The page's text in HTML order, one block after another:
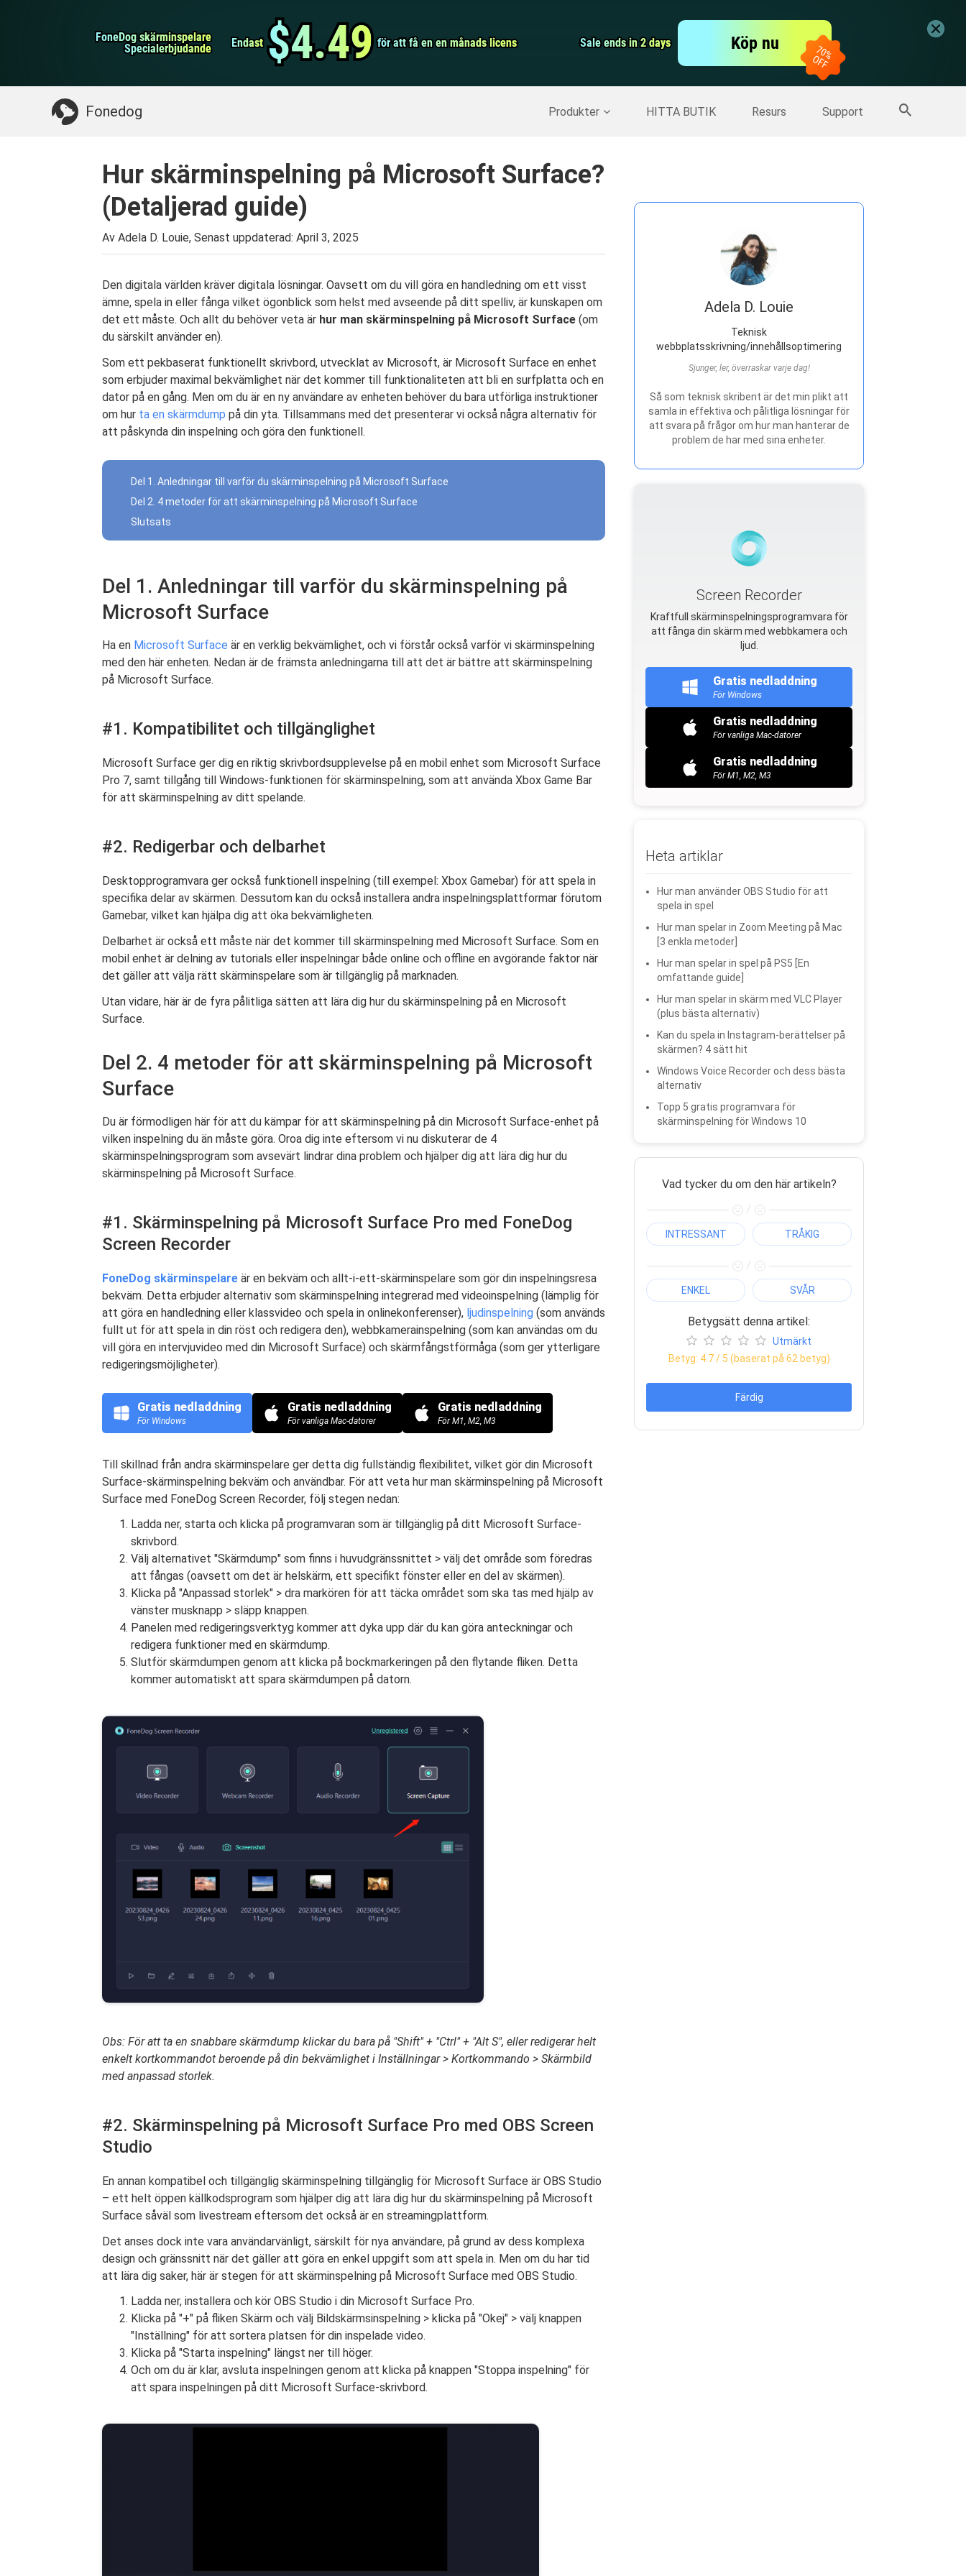
FoneDog skärminspelare
FoneDog skärminspelare
Specialerbjudande
Specialerbjudande Endast
Endast $4.49
$4.49 för att få en en månads licens
för att få en en månads licens Sale ends in 2 days
Sale ends in 2 days Köp nu
Fonedog Produkter HITTA BUTIK Resurs Support
iPhone Cleaner Screen Recorder
Något du kan behöva: IPhone Backup>> Fler produkter
Hur skärminspelning på Microsoft Surface?
(Detaljerad guide)
Av Adela D. Louie, Senast uppdaterad: April 3, 2025
Den digitala världen kräver digitala lösningar. Oavsett om du vill göra en handledning om ett visst
ämne, spela in eller fånga vilket ögonblick som helst med avseende på ditt spelliv, är kunskapen om
det ett måste. Och allt du behöver veta är hur man skärminspelning på Microsoft Surface (om
du särskilt använder en).
Som ett pekbaserat funktionellt skrivbord, utvecklat av Microsoft, är Microsoft Surface en enhet
som erbjuder maximal bekvämlighet när det kommer till funktionaliteten att bli en surfplatta och en
dator på en gång. Men om du är en ny användare av enheten behöver du bara utförliga instruktioner
om hur ta en skärmdump på din yta. Tillsammans med det presenterar vi också några alternativ för
att påskynda din inspelning och göra den funktionell.
Del 1. Anledningar till varför du skärminspelning på Microsoft Surface
Del 2. 4 metoder för att skärminspelning på Microsoft Surface
Slutsats
Del 1. Anledningar till varför du skärminspelning på
Microsoft Surface
Ha en Microsoft Surface är en verklig bekvämlighet, och vi förstår också varför vi skärminspelning
med den här enheten. Nedan är de främsta anledningarna till att det är bättre att skärminspelning
på Microsoft Surface.
#1. Kompatibilitet och tillgänglighet
Microsoft Surface ger dig en riktig skrivbordsupplevelse på en mobil enhet som Microsoft Surface
Pro 7, samt tillgång till Windows-funktionen för skärminspelning, som att använda Xbox Game Bar
för att skärminspelning av ditt spelande.
#2. Redigerbar och delbarhet
Desktopprogramvara ger också funktionell inspelning (till exempel: Xbox Gamebar) för att spela in
specifika delar av skärmen. Dessutom kan du också installera andra inspelningsplattformar förutom
Gamebar, vilket kan hjälpa dig att öka bekvämligheten.
Delbarhet är också ett måste när det kommer till skärminspelning med Microsoft Surface. Som en
mobil enhet är delning av tutorials eller inspelningar både online och offline en avgörande faktor när
det gäller att välja rätt skärminspelare som är tillgänglig på marknaden.
Utan vidare, här är de fyra pålitliga sätten att lära dig hur du skärminspelning på en Microsoft
Surface.
Del 2. 4 metoder för att skärminspelning på Microsoft
Surface
Du är förmodligen här för att du kämpar för att skärminspelning på din Microsoft Surface-enhet på
vilken inspelning du än måste göra. Oroa dig inte eftersom vi nu diskuterar de 4
skärminspelningsprogram som avsevärt lindrar dina problem och hjälper dig att lära dig hur du
skärminspelning på Microsoft Surface.
#1. Skärminspelning på Microsoft Surface Pro med FoneDog
Screen Recorder
FoneDog skärminspelare är en bekväm och allt-i-ett-skärminspelare som gör din inspelningsresa
bekväm. Detta erbjuder alternativ som skärminspelning integrerad med videoinspelning (lämplig för
att göra en handledning eller klassvideo och spela in onlinekonferenser), ljudinspelning (som används
fullt ut för att spela in din röst och redigera den), webbkamerainspelning (som kan användas om du
vill göra en intervjuvideo med din Microsoft Surface) och skärmfångstförmåga (som ger ytterligare
redigeringsmöjligheter).
Gratis nedladdning
För Windows
Gratis nedladdning
För vanliga Mac-datorer
Gratis nedladdning
För M1, M2, M3
Till skillnad från andra skärminspelare ger detta dig fullständig flexibilitet, vilket gör din Microsoft
Surface-skärminspelning bekväm och användbar. För att veta hur man skärminspelning på Microsoft
Surface med FoneDog Screen Recorder, följ stegen nedan:
Ladda ner, starta och klicka på programvaran som är tillgänglig på ditt Microsoft Surface-
skrivbord.
Välj alternativet "Skärmdump" som finns i huvudgränssnittet > välj det område som föredras
att fångas (oavsett om det är helskärm, ett specifikt fönster eller en del av skärmen).
Klicka på "Anpassad storlek" > dra markören för att täcka området som ska tas med hjälp av
vänster musknapp > släpp knappen.
Panelen med redigeringsverktyg kommer att dyka upp där du kan göra anteckningar och
redigera funktioner med en skärmdump.
Slutför skärmdumpen genom att klicka på bockmarkeringen på den flytande fliken. Detta
kommer automatiskt att spara skärmdumpen på datorn.
Obs: För att ta en snabbare skärmdump klickar du bara på "Shift" + "Ctrl" + "Alt S", eller redigerar helt
enkelt kortkommandot beroende på din bekvämlighet i Inställningar > Kortkommando > Skärmbild
med anpassad storlek.
#2. Skärminspelning på Microsoft Surface Pro med OBS Screen
Studio
En annan kompatibel och tillgänglig skärminspelning tillgänglig för Microsoft Surface är OBS Studio
– ett helt öppen källkodsprogram som hjälper dig att lära dig hur du skärminspelning på Microsoft
Surface såväl som livestream eftersom det också är en streamingplattform.
Det anses dock inte vara användarvänligt, särskilt för nya användare, på grund av dess komplexa
design och gränssnitt när det gäller att göra en enkel uppgift som att spela in. Men om du har tid
att lära dig saker, här är stegen för att skärminspelning på Microsoft Surface med OBS Studio.
Ladda ner, installera och kör OBS Studio i din Microsoft Surface Pro.
Klicka på "+" på fliken Skärm och välj Bildskärmsinspelning > klicka på "Okej" > välj knappen
"Inställning" för att sortera platsen för din inspelade video.
Klicka på "Starta inspelning" längst ner till höger.
Och om du är klar, avsluta inspelningen genom att klicka på knappen "Stoppa inspelning" för
att spara inspelningen på ditt Microsoft Surface-skrivbord.
Adela D. Louie
Teknisk
webbplatsskrivning/innehållsoptimering
Sjunger, ler, överraskar varje dag!
Så som teknisk skribent är det min plikt att
samla in effektiva och pålitliga lösningar för
att svara på frågor om hur man hanterar de
problem de har med sina enheter.
Screen Recorder
Kraftfull skärminspelningsprogramvara för
att fånga din skärm med webbkamera och
ljud.
Gratis nedladdning
För Windows
Gratis nedladdning
För vanliga Mac-datorer
Gratis nedladdning
För M1, M2, M3
Heta artiklar
Hur man använder OBS Studio för att
spela in spel
Hur man spelar in Zoom Meeting på Mac
[3 enkla metoder]
Hur man spelar in spel på PS5 [En
omfattande guide]
Hur man spelar in skärm med VLC Player
(plus bästa alternativ)
Kan du spela in Instagram-berättelser på
skärmen? 4 sätt hit
Windows Voice Recorder och dess bästa
alternativ
Topp 5 gratis programvara för
skärminspelning för Windows 10
Vad tycker du om den här artikeln?
/
INTRESSANT TRÅKIG
/
ENKEL SVÅR
Betygsätt denna artikel:
Utmärkt
Betyg: 4.7/ 5 (baserat på 62 betyg)
Färdig